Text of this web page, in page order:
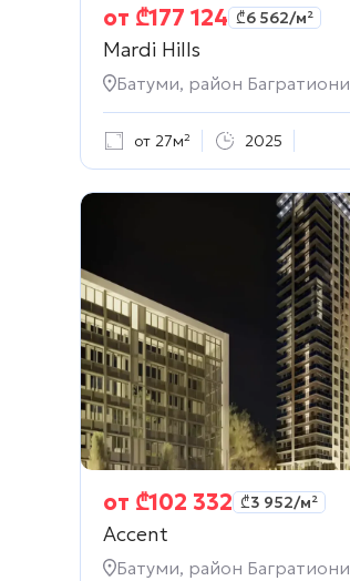
от ₾177 124 ₾6 562/м²
Mardi Hills
Батуми, район Багратиони
от 27м² 2025
от ₾102 332 ₾3 952/м²
Accent
Батуми, район Багратиони